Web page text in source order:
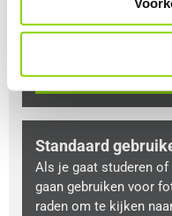
maar het is aan te
BEKIJK
Standaard
Als je gaat studeren
gaan gebruiken voor
raden om te kijken